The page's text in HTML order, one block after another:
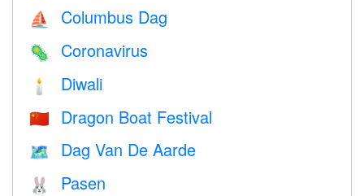
⛵️ Columbus Dag
🦠 Coronavirus
🕯 Diwali
🇨🇳 Dragon Boat Festival
🗺️ Dag Van De Aarde
🐰 Pasen